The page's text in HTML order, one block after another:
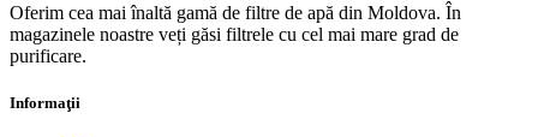
Oferim cea mai înaltă gamă de filtre de apă din Moldova. În
magazinele noastre veți găsi filtrele cu cel mai mare grad de
purificare.
Informaţii